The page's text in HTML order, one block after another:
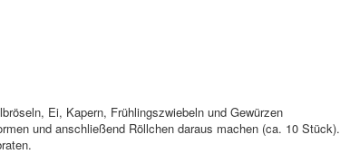
Ei, Kapern, Frühlingszwiebeln und Gewürzen
und anschließend Röllchen daraus machen (ca. 10 Stück).